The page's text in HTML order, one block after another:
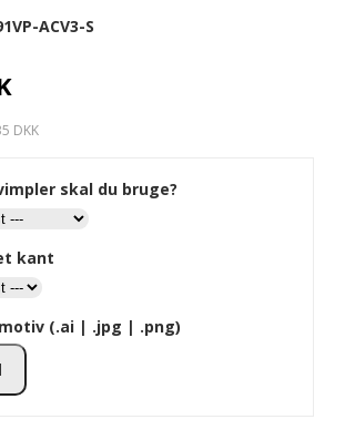
DKK
ACV3-S
skal du bruge?
kant
(.ai | .jpg | .png)